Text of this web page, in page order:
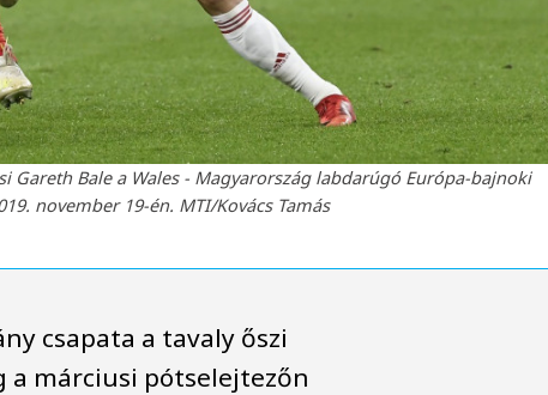
Gareth Bale a Wales - Magyarország labdarúgó Európa-bajnoki
november 19-én. MTI/Kovács Tamás
csapata a tavaly őszi
a márciusi pótselejtezőn